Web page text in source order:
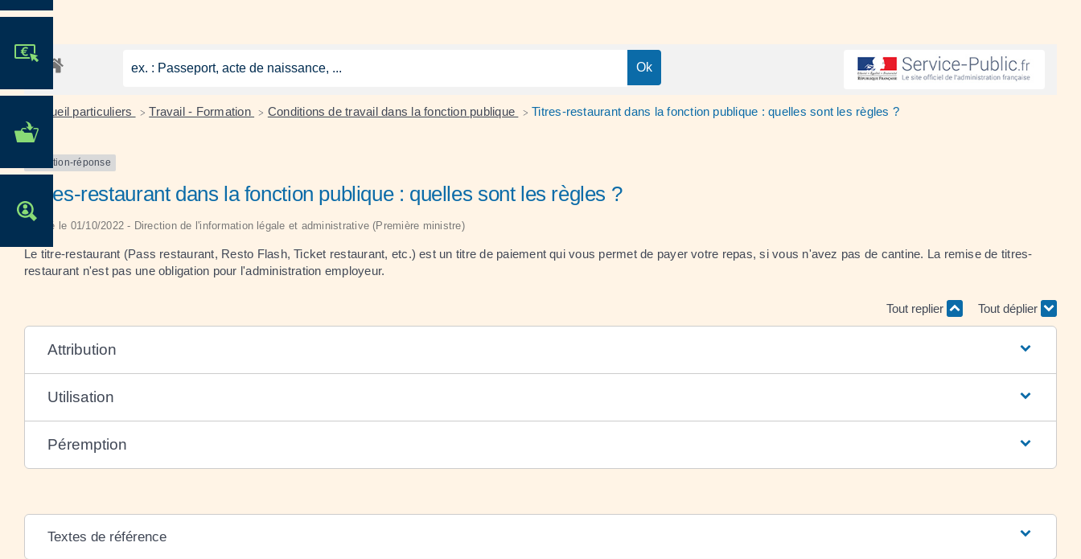
MES DÉMARCHES
Accueil particuliers > Travail - Formation > Conditions de travail dans la fonction publique > Titres-restaurant dans la fonction publique : quelles sont les règles ?
Question-réponse
Titres-restaurant dans la fonction publique : quelles sont les règles ?
Vérifié le 01/10/2022 - Direction de l'information légale et administrative (Première ministre)
Le titre-restaurant (Pass restaurant, Resto Flash, Ticket restaurant, etc.) est un titre de paiement qui vous permet de payer votre repas, si vous n'avez pas de cantine. La remise de titres-
restaurant n'est pas une obligation pour l'administration employeur.
Tout replier Tout déplier
Attribution
Utilisation
Péremption
Textes de référence